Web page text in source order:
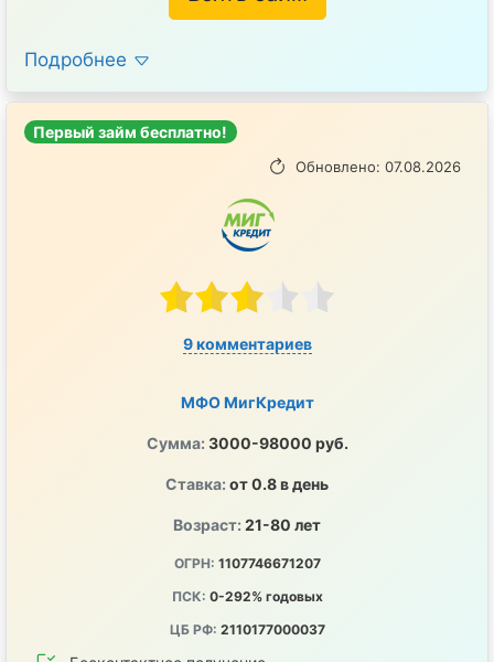
Подробнее
Первый займ бесплатно!
Обновлено: 07.08.2026
9 комментариев
МФО МигКредит
Сумма: 3000-98000 руб.
Ставка: от 0.8 в день
Возраст: 21-80 лет
ОГРН: 1107746671207
ПСК: 0-292% годовых
ЦБ РФ: 2110177000037